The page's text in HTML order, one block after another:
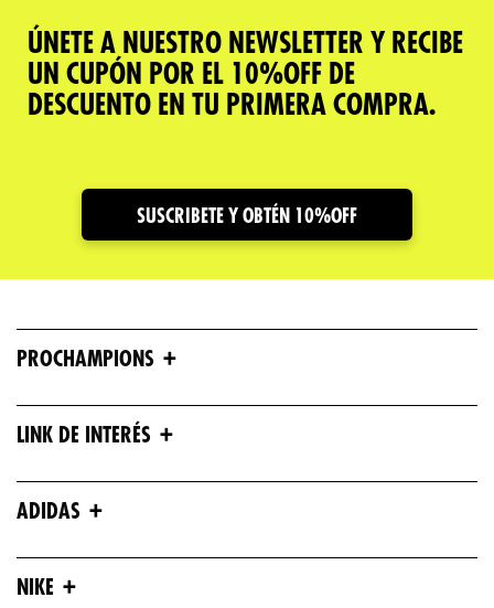
ÚNETE A NUESTRO NEWSLETTER Y RECIBE
UN CUPÓN POR EL 10%OFF DE
DESCUENTO EN TU PRIMERA COMPRA.
SUSCRIBETE Y OBTÉN 10%OFF
PROCHAMPIONS +
LINK DE INTERÉS +
ADIDAS +
NIKE +